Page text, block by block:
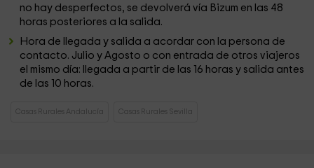
no hay desperfectos, se devolverá vía Bizum en las 48
horas posteriores a la salida.
Hora de llegada y salida a acordar con la persona de
contacto. Julio y Agosto o con entrada de otros viajeros
el mismo día: llegada a partir de las 16 horas y salida antes
de las 10 horas.
Casas Rurales Andalucía Casas Rurales Sevilla